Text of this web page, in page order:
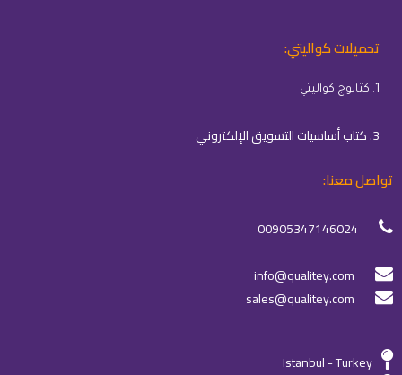
تحميلات كواليتي:
1. كتالوج كواليتي
3. كتاب أساسيات التسويق الإلكتروني
تواصل معنا:
00905347146024
info@qualitey.com
sales@qualitey.com
Istanbul - Turkey